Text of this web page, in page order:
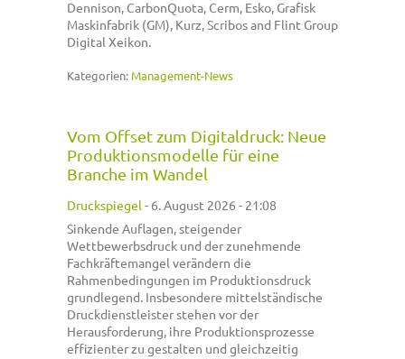
Dennison, CarbonQuota, Cerm, Esko, Grafisk
Maskinfabrik (GM), Kurz, Scribos and Flint Group
Digital Xeikon.
Kategorien: Management-News
Vom Offset zum Digitaldruck: Neue
Produktionsmodelle für eine
Branche im Wandel
Druckspiegel - 6. August 2026 - 21:08
Sinkende Auflagen, steigender
Wettbewerbsdruck und der zunehmende
Fachkräftemangel verändern die
Rahmenbedingungen im Produktionsdruck
grundlegend. Insbesondere mittelständische
Druckdienstleister stehen vor der
Herausforderung, ihre Produktionsprozesse
effizienter zu gestalten und gleichzeitig